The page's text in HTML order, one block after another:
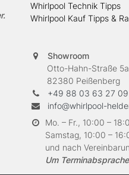
Whirlpool Technik Tipps
Whirlpool Kauf Tipps &
Showroom
Otto-Hahn-Straße 5a
82380 Peißenberg
+49 88 03 63 27
info@whirlpool-
Mo. – Fr., 10:00 –
Samstag, 10:00 –
und nach
Um